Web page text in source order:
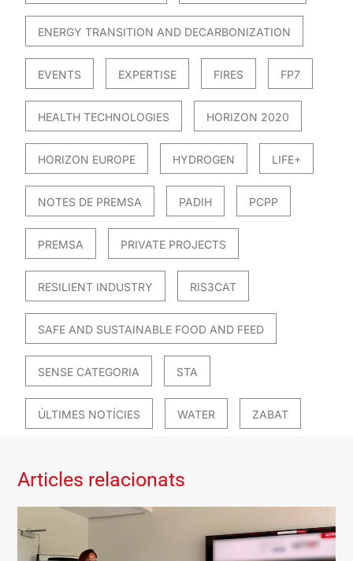
ENERGY TRANSITION AND DECARBONIZATION
EVENTS EXPERTISE FIRES FP7
HEALTH TECHNOLOGIES HORIZON 2020
HORIZON EUROPE HYDROGEN LIFE+
NOTES DE PREMSA PADIH PCPP
PREMSA PRIVATE PROJECTS
RESILIENT INDUSTRY RIS3CAT
SAFE AND SUSTAINABLE FOOD AND FEED
SENSE CATEGORIA STA
ÚLTIMES NOTÍCIES WATER ZABAT
Articles relacionats